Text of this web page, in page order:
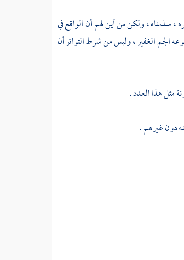
، سلمناه ، ولكن من أين لهم أن الواقع في
الجم الغفير ، وليس من شرط التواتر أن
مثل هذا العدد .
دون غيرهم .